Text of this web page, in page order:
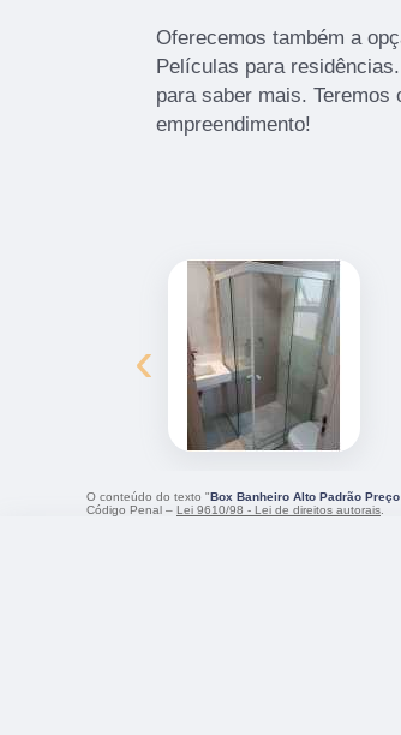
Oferecemos também a
Películas para
para saber mais.
empreendimento!
‹
O conteúdo do texto "Box Banheiro Alto Padrão
Código Penal – Lei 9610/98 - Lei de direitos autorais